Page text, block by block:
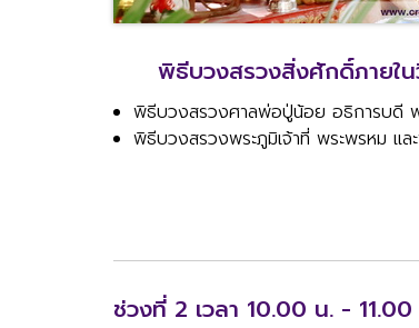
พิธีบวงสรวงสิ่งศักดิ์ภายใน
พิธีบวงสรวงศาลพ่อปู่น้อย อธิการบดี พ
พิธีบวงสรวงพระภูมิเจ้าที่ พระพรหม แ
ช่วงที่ 2 เวลา 10.00 น. -